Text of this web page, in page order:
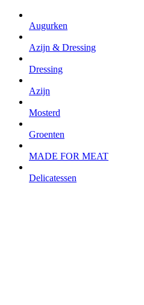
Augurken
Azijn & Dressing
Dressing
Azijn
Mosterd
Groenten
MADE FOR MEAT
Delicatessen